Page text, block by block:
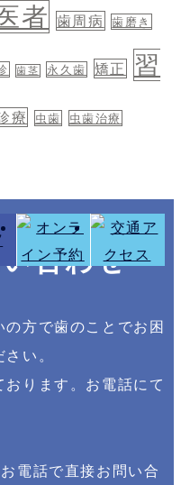
者 歯周病 歯磨き
歯茎 永久歯 矯正
習
療 虫歯 虫歯治療
合わせ
方で歯のことでお困
い。
ります。お電話にて
電話で直接お問い合